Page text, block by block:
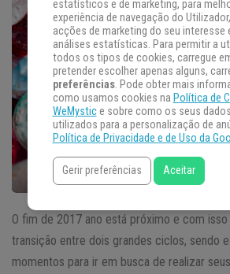
O fim de 2017 ano está próximo e com
transição entre dois grandes ciclos, sendo
momentos para ir em busca de realizar
estatísticos e de marketing, para
experiência de navegação do
acções de marketing do seu interesse
análises estatísticas. Para permitir a
todos os tipos de cookies, carregue
pretender escolher apenas alguns,
preferências. Pode obter mais
como usamos cookies na Política de
WeMystice sobre como os seus
utilizados para a personalização de
Política de Privacidade e de Uso da
Gerir preferências Aceitar